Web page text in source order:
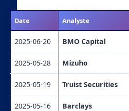
Date Analyste
2025-06-20 BMO Capital
2025-05-28 Mizuho
2025-05-19 Truist Securities
2025-05-16 Barclays